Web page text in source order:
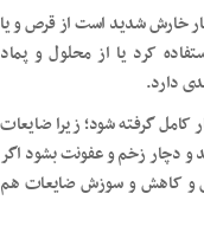
خارش شدید است از قرص و یا
کرد یا از محلول و پماد
دارد.
کامل گرفته شود؛ زیرا ضایعات
دچار زخم و عفونت بشود اگر
و کاهش و سوزش ضایعات هم